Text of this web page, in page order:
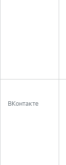
ВКонтакте